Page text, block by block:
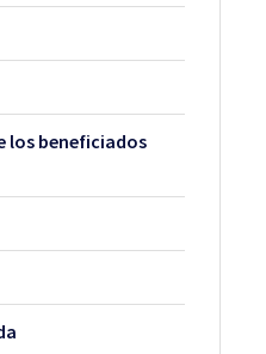
los beneficiados